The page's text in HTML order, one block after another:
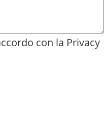
con la Privacy